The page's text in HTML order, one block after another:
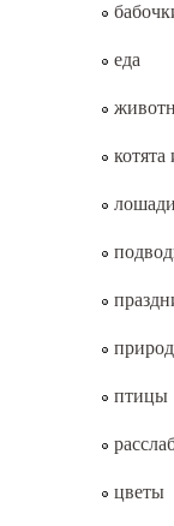
еда
лошади
птицы
цветы